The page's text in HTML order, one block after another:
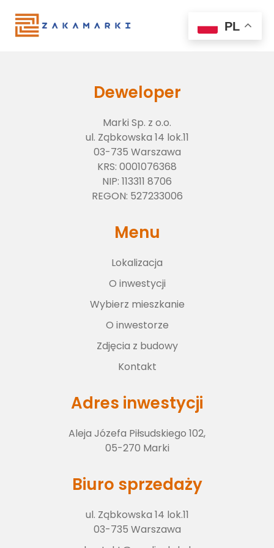
Lokalizacja
Wybierz lokal
O inwestorze
Zdjęcia z budowy
Kontakt
Deweloper
Marki Sp. z o.o.
ul. Ząbkowska 14 lok.11
03-735 Warszawa
KRS: 0001076368
NIP: 113311 8706
REGON: 527233006
Menu
Lokalizacja
O inwestycji
Wybierz mieszkanie
O inwestorze
Zdjęcia z budowy
Kontakt
Adres inwestycji
Aleja Józefa Piłsudskiego 102,
05-270 Marki
Biuro sprzedaży
ul. Ząbkowska 14 lok.11
03-735 Warszawa
PL